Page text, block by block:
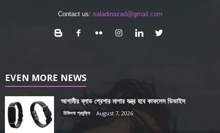
Contact us: saladinazad@gmail.com
EVEN MORE NEWS
আগামীর ব্লাড প্রেশার মাপার যন্ত্র হবে কাফলেস ডিভাইস
চিকিৎসা প্রযুক্তি August 7, 2026